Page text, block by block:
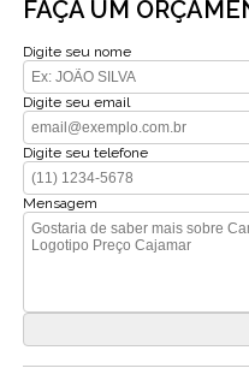
FAÇA UM
Digite seu nome
Digite seu email
Digite seu telefone
Mensagem